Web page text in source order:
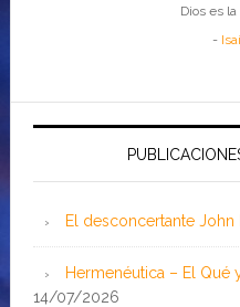
Dios es
-
El desconcertante John
Hermenéutica – El Qué
14/07/2026